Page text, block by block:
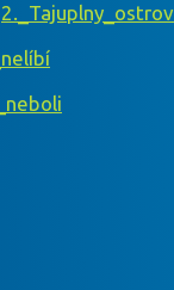
2._Tajuplny_ostrov